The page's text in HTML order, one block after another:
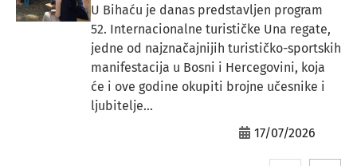
U Bihaću je danas predstavljen program
52. Internacionalne turističke Una regate,
jedne od najznačajnijih turističko-sportskih
manifestacija u Bosni i Hercegovini, koja
će i ove godine okupiti brojne učesnike i
ljubitelje...
17/07/2026